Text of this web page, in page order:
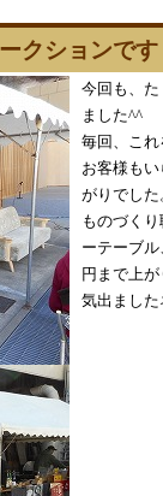
クションで
今回も、
ました^^
毎回、こ
お客様も
がりでした
ものづく
ーテーブ
円まで上
気出ました